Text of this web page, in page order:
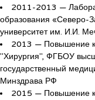
2011-2013 —
образования «Северо-
университет им. И.И.
2013 — Повышение
"Хирургия", ФГБОУ
государственный
Минздрава РФ
2015 — Повышение